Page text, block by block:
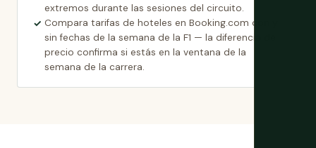
extremos durante las sesiones del circuito.
Compara tarifas de hoteles en Booking.com con y
sin fechas de la semana de la F1 — la diferencia de
precio confirma si estás en la ventana de la
semana de la carrera.